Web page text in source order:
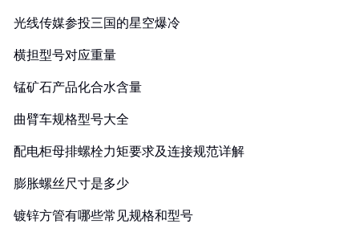
光线传媒参投三国的星空爆冷
横担型号对应重量
锰矿石产品化合水含量
曲臂车规格型号大全
配电柜母排螺栓力矩要求及连接规范详解
膨胀螺丝尺寸是多少
镀锌方管有哪些常见规格和型号